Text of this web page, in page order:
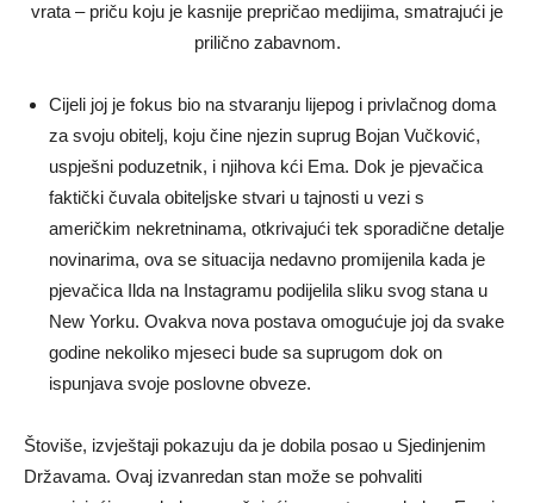
vrata – priču koju je kasnije prepričao medijima, smatrajući je
prilično zabavnom.
Cijeli joj je fokus bio na stvaranju lijepog i privlačnog doma
za svoju obitelj, koju čine njezin suprug Bojan Vučković,
uspješni poduzetnik, i njihova kći Ema. Dok je pjevačica
faktički čuvala obiteljske stvari u tajnosti u vezi s
američkim nekretninama, otkrivajući tek sporadične detalje
novinarima, ova se situacija nedavno promijenila kada je
pjevačica Ilda na Instagramu podijelila sliku svog stana u
New Yorku. Ovakva nova postava omogućuje joj da svake
godine nekoliko mjeseci bude sa suprugom dok on
ispunjava svoje poslovne obveze.
Štoviše, izvještaji pokazuju da je dobila posao u Sjedinjenim
Državama. Ovaj izvanredan stan može se pohvaliti